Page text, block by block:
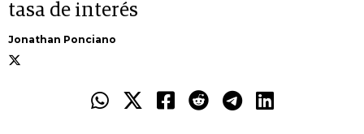
tasa de interés
Jonathan Ponciano